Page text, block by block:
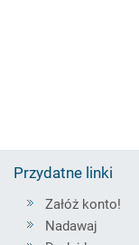
Przydatne linki
Załóż konto!
Nadawaj